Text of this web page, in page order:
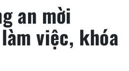
an mời
việc, khóa